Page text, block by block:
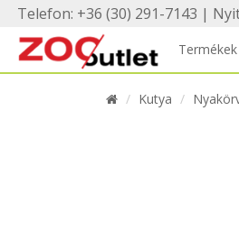
Telefon: +36 (30) 291-7143 |
Termékek
Kutya